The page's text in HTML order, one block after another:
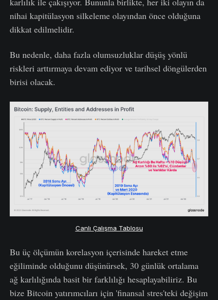
nihai kapitülasyon silkeleme olayından önce olduğuna
dikkat edilmelidir.
Bu nedenle, daha fazla olumsuzluklar düşüş yönlü
riskleri arttırmaya devam ediyor ve tarihsel döngülerden
birisi olacak.
Canlı Çalışma Tablosu
Bu üç ölçümün korelasyon içerisinde hareket etme
eğiliminde olduğunu düşünürsek, 30 günlük ortalama
ağ karlılığında basit bir farklılığı hesaplayabiliriz. Bu
bize Bitcoin yatırımcıları için 'finansal stres'teki değişim